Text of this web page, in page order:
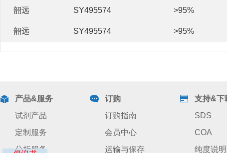
韶远 SY495574 >95%
韶远 SY495574 >95%
产品&服务
试剂产品
定制服务
分析服务
订购
订购指南
会员中心
运输与保存
支持&下
SDS
COA
纯度说明